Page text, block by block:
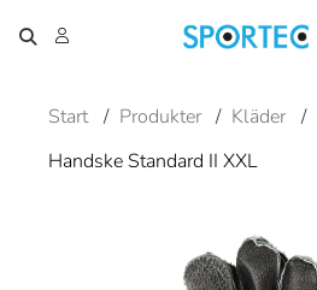
Start / Produkter / Kläder /
Handske Standard II XXL